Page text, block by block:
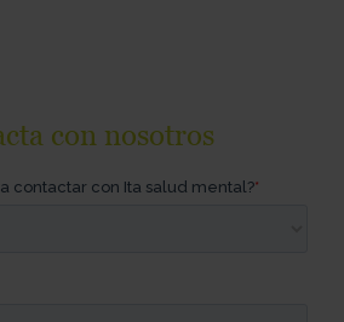
con nosotros